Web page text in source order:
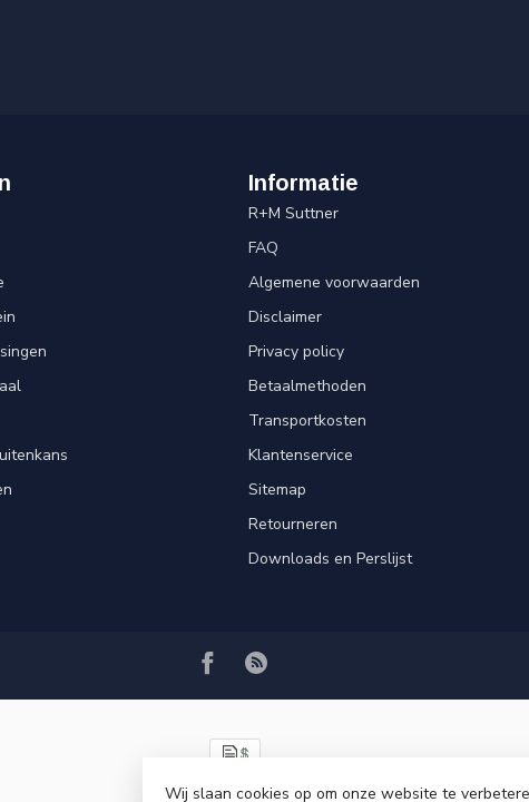
Informatie
R+M Suttner
FAQ
Algemene voorwaarden
Disclaimer
Privacy policy
Betaalmethoden
Transportkosten
Klantenservice
Sitemap
Retourneren
Downloads en Perslijst
Wij slaan cookies op om onze website te